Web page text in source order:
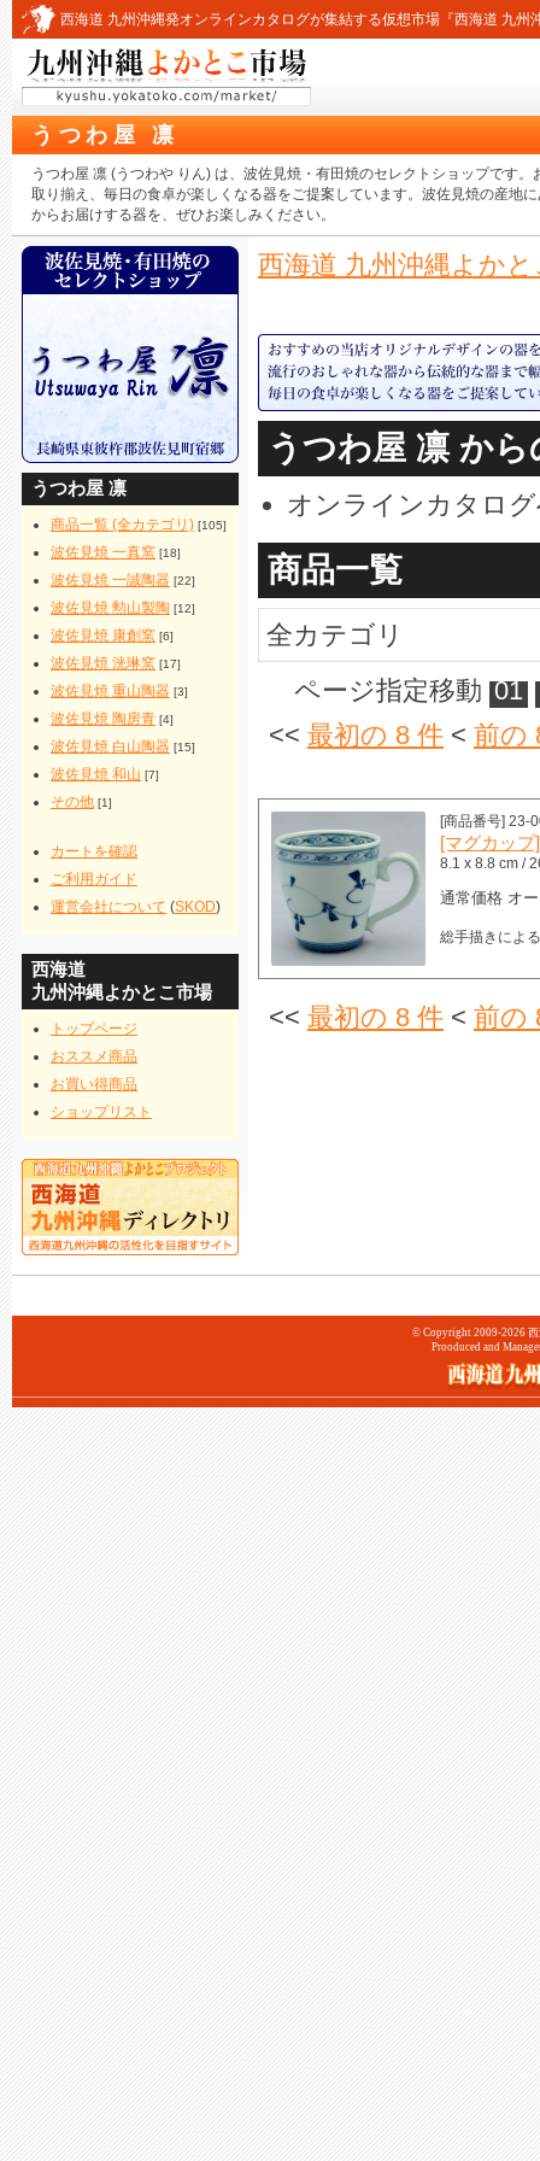
西海道 九州沖縄発オンラインカタログが集結する仮想市場『西海道 九
うつわ屋 凛
うつわ屋 凛 (うつわや りん) は、波佐見焼・有田焼のセレクトショップです
取り揃え、毎日の食卓が楽しくなる器をご提案しています。波佐見焼の産地
からお届けする器を、ぜひお楽しみください。
うつわ屋 凛
商品一覧 (全カテゴリ) [105]
波佐見焼 一真窯 [18]
波佐見焼 一誠陶器 [22]
波佐見焼 勲山製陶 [12]
波佐見焼 康創窯 [6]
波佐見焼 洸琳窯 [17]
波佐見焼 重山陶器 [3]
波佐見焼 陶房青 [4]
波佐見焼 白山陶器 [15]
波佐見焼 和山 [7]
その他 [1]
カートを確認
ご利用ガイド
運営会社について (SKOD)
西海道
九州沖縄よかとこ市場
トップページ
おススメ商品
お買い得商品
ショップリスト
西海道 九州沖縄よか
うつわ屋 凛 か
オンラインカタロ
商品一覧
全カテゴリ
ページ指定移動 01
<< 最初の 8 件 < 前の
[商品番号] 23-
[マグカッ
8.1 x 8.8 cm /
通常価格 オ
総手描きによ
<< 最初の 8 件 < 前の
© Copyright 2009-2026
Prooduced and